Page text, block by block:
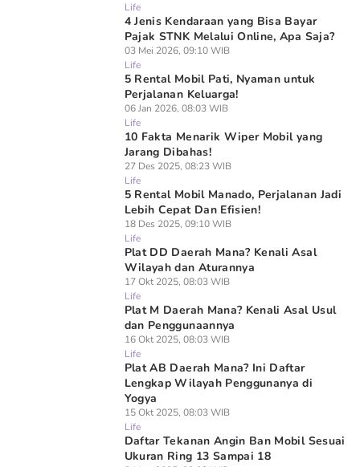
Life
4 Jenis Kendaraan yang Bisa Bayar
Pajak STNK Melalui Online, Apa Saja?
03 Mei 2026, 09:10 WIB
Life
5 Rental Mobil Pati, Nyaman untuk
Perjalanan Keluarga!
06 Jan 2026, 08:03 WIB
Life
10 Fakta Menarik Wiper Mobil yang
Jarang Dibahas!
27 Des 2025, 08:23 WIB
Life
5 Rental Mobil Manado, Perjalanan Jadi
Lebih Cepat Dan Efisien!
18 Des 2025, 09:10 WIB
Life
Plat DD Daerah Mana? Kenali Asal
Wilayah dan Aturannya
17 Okt 2025, 08:03 WIB
Life
Plat M Daerah Mana? Kenali Asal Usul
dan Penggunaannya
16 Okt 2025, 08:03 WIB
Life
Plat AB Daerah Mana? Ini Daftar
Lengkap Wilayah Penggunanya di
Yogya
15 Okt 2025, 08:03 WIB
Life
Daftar Tekanan Angin Ban Mobil Sesuai
Ukuran Ring 13 Sampai 18